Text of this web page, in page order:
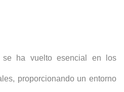
ha vuelto esencial en los
proporcionando un entorno